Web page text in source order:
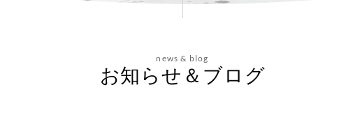
news & blog
お知らせ＆ブログ